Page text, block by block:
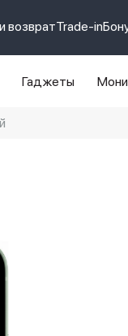
возвратTrade-in
Гаджеты